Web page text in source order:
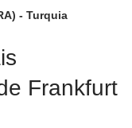
- Turquia
Frankfurt